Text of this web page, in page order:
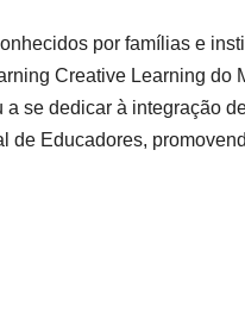
por famílias e
Creative Learning do
se dedicar à integração
Educadores,